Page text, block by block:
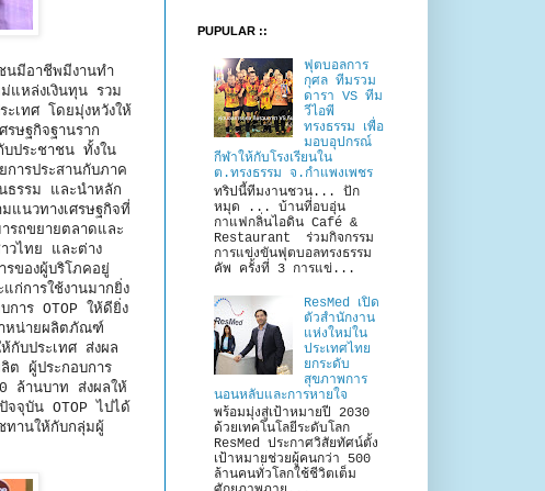
นมีอาชีพมีงานทำ
แหล่งเงินทุน รวม
เทศ โดยมุ่งหวังให้
ษฐกิจฐานราก
ประชาชน ทั้งใน
ารประสานกับภาค
ธรรม และนำหลัก
แนวทางเศรษฐกิจที่
รถขยายตลาดและ
วไทย และต่าง
ของผู้บริโภคอยู่
การใช้งานมากยิ่ง
าร OTOP ให้ดียิ่ง
ำหน่ายผลิตภัณฑ์
กับประเทศ ส่งผล
ลิต ผู้ประกอบการ
ล้านบาท ส่งผลให้
จจุบัน OTOP ไปได้
ทานให้กับกลุ่มผู้
PUPULAR ::
ฟุตบอลการ
กุศล ทีมรวม
ดารา VS ทีม
วีไอพี
ทรงธรรม เพื่อ
มอบอุปกรณ์
กีฬาให้กับโรงเรียนใน
ต.ทรงธรรม จ.กำแพงเพชร
ทริปนี้ทีมงานชวน... ปัก
หมุด ... บ้านที่อบอุ่น
กาแฟกลิ่นไอดิน Café &
Restaurant ร่วมกิจกรรม
การแข่งขันฟุตบอลทรงธรรม
คัพ ครั้งที่ 3 การแข่...
ResMed เปิด
ตัวสำนักงาน
แห่งใหม่ใน
ประเทศไทย
ยกระดับ
สุขภาพการ
นอนหลับและการหายใจ
พร้อมมุ่งสู่เป้าหมายปี 2030
ด้วยเทคโนโลยีระดับโลก
ResMed ประกาศวิสัยทัศน์ตั้ง
เป้าหมายช่วยผู้คนกว่า 500
ล้านคนทั่วโลกใช้ชีวิตเต็ม